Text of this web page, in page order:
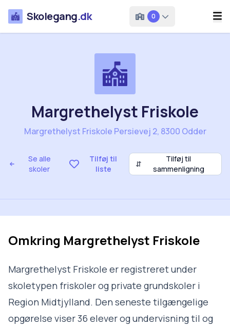
Skolegang.dk 0
Se alle
skoler
Tilføj til
liste
⇵
Tilføj til
sammenligning
Margrethelyst Friskole
Margrethelyst Friskole Persievej 2, 8300 Odder
Omkring Margrethelyst Friskole
Margrethelyst Friskole er registreret under
skoletypen friskoler og private grundskoler i
Region Midtjylland. Den seneste tilgængelige
opgørelse viser 36 elever og undervisning til og